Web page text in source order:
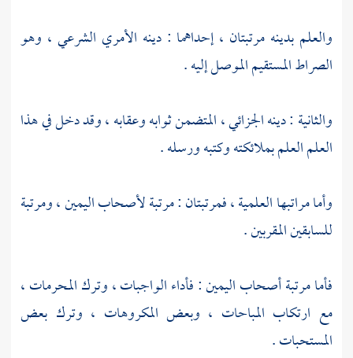
والعلم بدينه مرتبتان ، إحداهما : دينه الأمري الشرعي ، وهو
الصراط المستقيم الموصل إليه .
والثانية : دينه الجزائي ، المتضمن ثوابه وعقابه ، وقد دخل في هذا
العلم العلم بملائكته وكتبه ورسله .
وأما مراتبها العلمية ، فمرتبتان : مرتبة لأصحاب اليمين ، ومرتبة
للسابقين المقربين .
فأما مرتبة أصحاب اليمين : فأداء الواجبات ، وترك المحرمات ،
مع ارتكاب المباحات ، وبعض المكروهات ، وترك بعض
المستحبات .